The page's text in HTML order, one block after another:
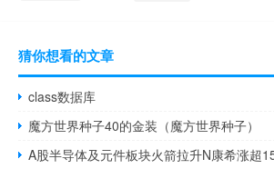
猜你想看的文章
class数据库
魔方世界种子40的金装（魔方世界种子）